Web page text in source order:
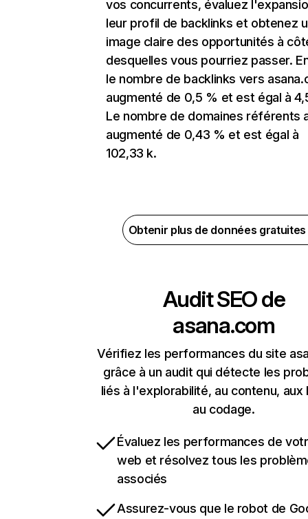
vos concurrents, évaluez
leur profil de backlinks et obtenez
image claire des opportunités à
desquelles vous pourriez passer.
le nombre de backlinks vers
augmenté de 0,5 % et est égal à
Le nombre de domaines référents
augmenté de 0,43 % et est égal à
102,33 k.
Obtenir plus de données
Audit SEO de
asana.com
Vérifiez les performances du site
grâce à un audit qui détecte les
liés à l'explorabilité, au contenu, aux
au codage.
Évaluez les performances de
web et résolvez tous les
associés
Assurez-vous que le robot de